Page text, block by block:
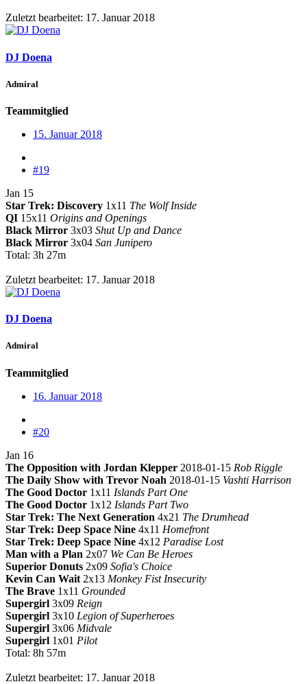
Zuletzt bearbeitet: 17. Januar 2018
DJ Doena
Admiral
Teammitglied
15. Januar 2018
#19
Jan 15
Star Trek: Discovery 1x11 The Wolf Inside
QI 15x11 Origins and Openings
Black Mirror 3x03 Shut Up and Dance
Black Mirror 3x04 San Junipero
Total: 3h 27m
Zuletzt bearbeitet: 17. Januar 2018
DJ Doena
Admiral
Teammitglied
16. Januar 2018
#20
Jan 16
The Opposition with Jordan Klepper 2018-01-15 Rob Riggle
The Daily Show with Trevor Noah 2018-01-15 Vashti Harrison
The Good Doctor 1x11 Islands Part One
The Good Doctor 1x12 Islands Part Two
Star Trek: The Next Generation 4x21 The Drumhead
Star Trek: Deep Space Nine 4x11 Homefront
Star Trek: Deep Space Nine 4x12 Paradise Lost
Man with a Plan 2x07 We Can Be Heroes
Superior Donuts 2x09 Sofia's Choice
Kevin Can Wait 2x13 Monkey Fist Insecurity
The Brave 1x11 Grounded
Supergirl 3x09 Reign
Supergirl 3x10 Legion of Superheroes
Supergirl 3x06 Midvale
Supergirl 1x01 Pilot
Total: 8h 57m
Zuletzt bearbeitet: 17. Januar 2018